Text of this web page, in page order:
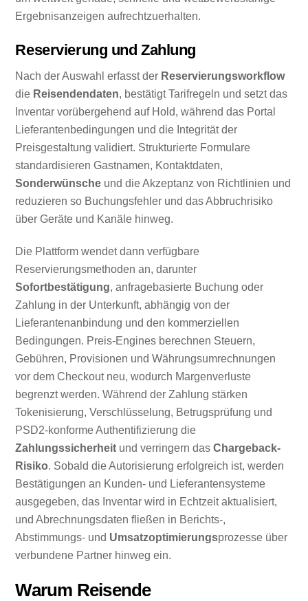
Ergebnisanzeigen aufrechtzuerhalten.
Reservierung und Zahlung
Nach der Auswahl erfasst der Reservierungsworkflow
die Reisendendaten, bestätigt Tarifregeln und setzt das
Inventar vorübergehend auf Hold, während das Portal
Lieferantenbedingungen und die Integrität der
Preisgestaltung validiert. Strukturierte Formulare
standardisieren Gastnamen, Kontaktdaten,
Sonderwünsche und die Akzeptanz von Richtlinien und
reduzieren so Buchungsfehler und das Abbruchrisiko
über Geräte und Kanäle hinweg.
Die Plattform wendet dann verfügbare
Reservierungsmethoden an, darunter
Sofortbestätigung, anfragebasierte Buchung oder
Zahlung in der Unterkunft, abhängig von der
Lieferantenanbindung und den kommerziellen
Bedingungen. Preis-Engines berechnen Steuern,
Gebühren, Provisionen und Währungsumrechnungen
vor dem Checkout neu, wodurch Margenverluste
begrenzt werden. Während der Zahlung stärken
Tokenisierung, Verschlüsselung, Betrugsprüfung und
PSD2-konforme Authentifizierung die
Zahlungssicherheit und verringern dasChargeback-
Risiko. Sobald die Autorisierung erfolgreich ist, werden
Bestätigungen an Kunden- und Lieferantensysteme
ausgegeben, das Inventar wird in Echtzeit aktualisiert,
und Abrechnungsdaten fließen in Berichts-,
Abstimmungs- und Umsatzoptimierungsprozesse über
verbundene Partner hinweg ein.
Warum Reisende